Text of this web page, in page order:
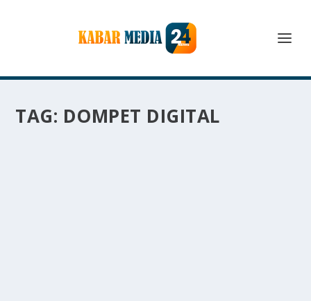
TAG: DOMPET DIGITAL